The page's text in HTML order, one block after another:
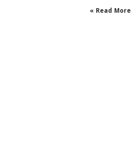
Read More »